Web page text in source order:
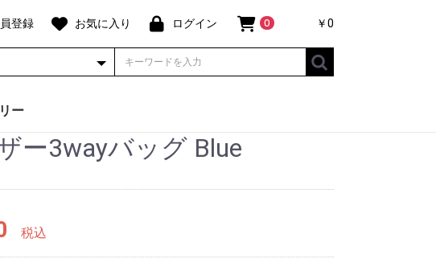
登録 お気に入り ログイン 0 ￥0
ー
ー ー3wayバッグ Blue
税込